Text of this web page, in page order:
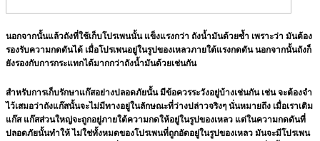
นอกจากนั้นแล้วถังที่ใช้เก็บโปรเพนนั้น แข็งแรงกว่า ถังน้ำมันด้วยซ้ำ เพราะว่า มันต้อง
รองรับความกดดันได้ เมื่อโปรเพนอยู่ในรูปของเหลวภายใต้แรงกดดัน นอกจากนั้นถังก็
ยังรองกับการกระแทกได้มากกว่าถังน้ำมันด้วยเช่นกัน
สำหรับการเก็บรักษาแก๊สอย่างปลอดภัยนั้น มีข้อควรระวังอยู่บ้างเช่นกัน เช่น จะต้องจำ
ไว้เสมอว่าถังแก๊สนั้นจะไม่มีทางอยู่ในลักษณะที่ว่างปล่าวจริงๆ นั่นหมายถึง เมื่อเราเติม
แก๊ส แก๊สส่วนใหญ่จะถูกอยู่ภายใต้ความกดให้อยู่ในรูปของเหลว แต่ในความกดดันที่
ปลอดภัยนั้นทำให้ ไม่ใช่ทั้งหมดของโปรเพนที่ถูกอัดอยู่ในรูปของเหลว มันจะมีโปรเพน